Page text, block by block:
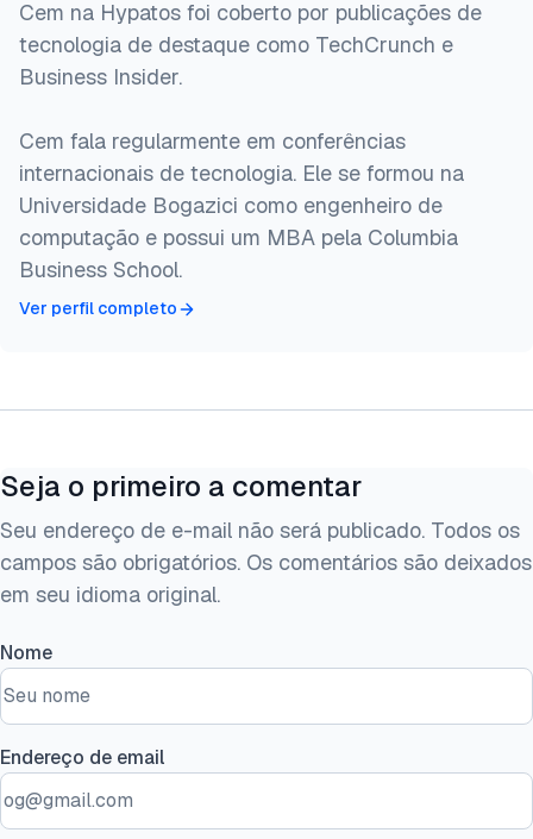
Cem na Hypatos foi coberto por publicações de
tecnologia de destaque como TechCrunch e
Business Insider.
Cem fala regularmente em conferências
internacionais de tecnologia. Ele se formou na
Universidade Bogazici como engenheiro de
computação e possui um MBA pela Columbia
Business School.
Ver perfil completo
Seja o primeiro a comentar
Seu endereço de e-mail não será publicado. Todos os
campos são obrigatórios. Os comentários são deixados
em seu idioma original.
Nome
Endereço de email